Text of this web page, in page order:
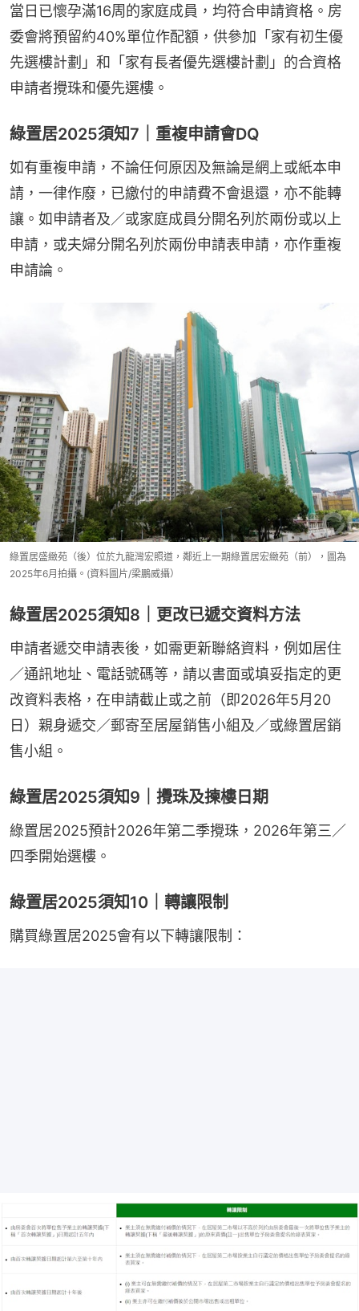
當日已懷孕滿16周的家庭成員，均符合申請資格。房
委會將預留約40%單位作配額，供參加「家有初生優
先選樓計劃」和「家有長者優先選樓計劃」的合資格
申請者攪珠和優先選樓。
綠置居2025須知7｜重複申請會DQ
如有重複申請，不論任何原因及無論是網上或紙本申
請，一律作廢，已繳付的申請費不會退還，亦不能轉
讓。如申請者及／或家庭成員分開名列於兩份或以上
申請，或夫婦分開名列於兩份申請表申請，亦作重複
申請論。
綠置居盛緻苑（後）位於九龍灣宏照道，鄰近上一期綠置居宏緻苑（前），圖為
2025年6月拍攝。(資料圖片/梁鵬威攝）
綠置居2025須知8｜更改已遞交資料方法
申請者遞交申請表後，如需更新聯絡資料，例如居住
／通訊地址、電話號碼等，請以書面或填妥指定的更
改資料表格，在申請截止或之前（即2026年5月20
日）親身遞交／郵寄至居屋銷售小組及／或綠置居銷
售小組。
綠置居2025須知9｜攪珠及揀樓日期
綠置居2025預計2026年第二季攪珠，2026年第三／
四季開始選樓。
綠置居2025須知10｜轉讓限制
購買綠置居2025會有以下轉讓限制：